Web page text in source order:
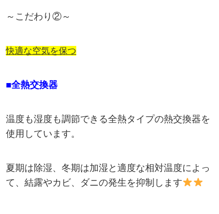
～こだわり②～
快適な空気を保つ
■全熱交換器
温度も湿度も調節できる全熱タイプの熱交換器を
使用しています。
夏期は除湿、冬期は加湿と適度な相対温度によっ
て、結露やカビ、ダニの発生を抑制します